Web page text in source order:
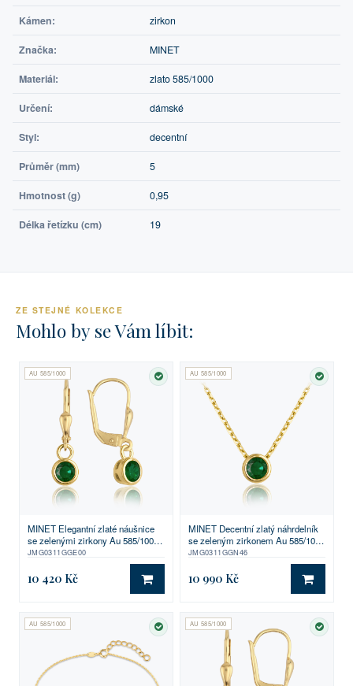
Kámen: zirkon
Značka: MINET
Materiál: zlato 585/1000
Určení: dámské
Styl: decentní
Průměr (mm) 5
Hmotnost (g) 0,95
Délka řetízku (cm) 19
ZE STEJNÉ KOLEKCE
Mohlo by se Vám líbit:
AU 585/1000
SKLADEM
MINET Elegantní zlaté náušnice
se zelenými zirkony Au 585/1000
1,75g
JMG0311GGE00
10 420 Kč DO KOŠÍKU
AU 585/1000
MINET Decentní zlatý náhrdelník
se zeleným zirkonem Au 585/1000
1,85g
JMG0311GGN46
10 990 Kč DO
AU 585/1000
SKLADEM
AU 585/1000